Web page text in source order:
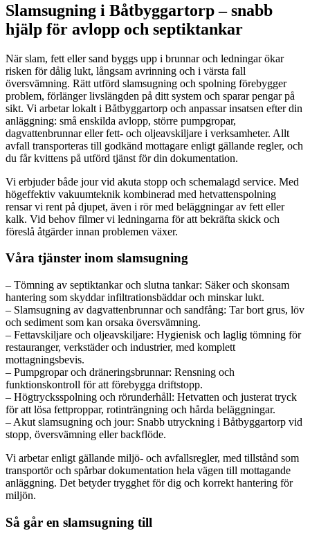
Slamsugning i Båtbyggartorp – snabb
hjälp för avlopp och septiktankar
När slam, fett eller sand byggs upp i brunnar och ledningar ökar
risken för dålig lukt, långsam avrinning och i värsta fall
översvämning. Rätt utförd slamsugning och spolning förebygger
problem, förlänger livslängden på ditt system och sparar pengar på
sikt. Vi arbetar lokalt i Båtbyggartorp och anpassar insatsen efter din
anläggning: små enskilda avlopp, större pumpgropar,
dagvattenbrunnar eller fett- och oljeavskiljare i verksamheter. Allt
avfall transporteras till godkänd mottagare enligt gällande regler, och
du får kvittens på utförd tjänst för din dokumentation.
Vi erbjuder både jour vid akuta stopp och schemalagd service. Med
högeffektiv vakuumteknik kombinerad med hetvattenspolning
rensar vi rent på djupet, även i rör med beläggningar av fett eller
kalk. Vid behov filmer vi ledningarna för att bekräfta skick och
föreslå åtgärder innan problemen växer.
Våra tjänster inom slamsugning
– Tömning av septiktankar och slutna tankar: Säker och skonsam
hantering som skyddar infiltrationsbäddar och minskar lukt.
– Slamsugning av dagvattenbrunnar och sandfång: Tar bort grus, löv
och sediment som kan orsaka översvämning.
– Fettavskiljare och oljeavskiljare: Hygienisk och laglig tömning för
restauranger, verkstäder och industrier, med komplett
mottagningsbevis.
– Pumpgropar och dräneringsbrunnar: Rensning och
funktionskontroll för att förebygga driftstopp.
– Högtrycksspolning och rörunderhåll: Hetvatten och justerat tryck
för att lösa fettproppar, rotinträngning och hårda beläggningar.
– Akut slamsugning och jour: Snabb utryckning i Båtbyggartorp vid
stopp, översvämning eller backflöde.
Vi arbetar enligt gällande miljö- och avfallsregler, med tillstånd som
transportör och spårbar dokumentation hela vägen till mottagande
anläggning. Det betyder trygghet för dig och korrekt hantering för
miljön.
Så går en slamsugning till